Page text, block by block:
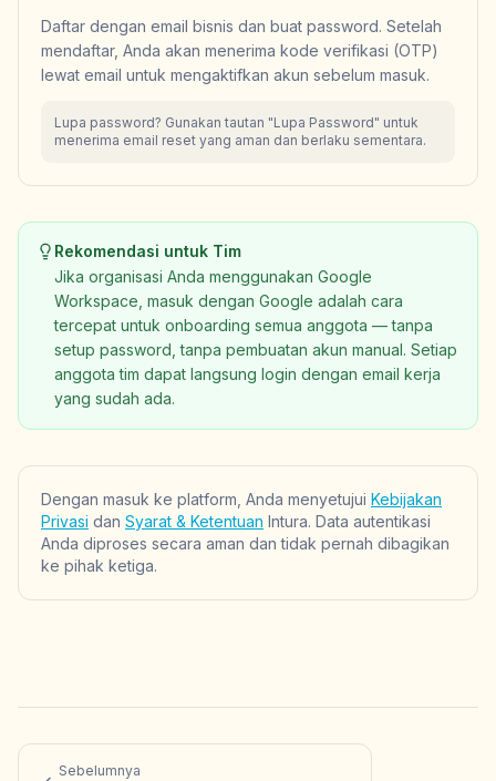
Daftar dengan email bisnis dan buat password. Setelah
mendaftar, Anda akan menerima kode verifikasi (OTP)
lewat email untuk mengaktifkan akun sebelum masuk.
Lupa password? Gunakan tautan "Lupa Password" untuk
menerima email reset yang aman dan berlaku sementara.
Rekomendasi untuk Tim
Jika organisasi Anda menggunakan Google
Workspace, masuk dengan Google adalah cara
tercepat untuk onboarding semua anggota — tanpa
setup password, tanpa pembuatan akun manual. Setiap
anggota tim dapat langsung login dengan email kerja
yang sudah ada.
Dengan masuk ke platform, Anda menyetujui Kebijakan
Privasi dan Syarat & Ketentuan Intura. Data autentikasi
Anda diproses secara aman dan tidak pernah dibagikan
ke pihak ketiga.
Sebelumnya